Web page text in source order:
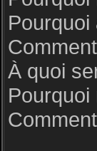
À quoi